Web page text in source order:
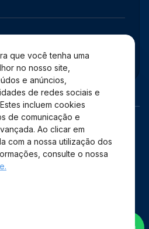
que você tenha uma
no nosso site,
e anúncios,
de redes sociais e
incluem cookies
de comunicação e
Ao clicar em
com a nossa utilização dos
consulte o nossa
Estação – Todos os direitos